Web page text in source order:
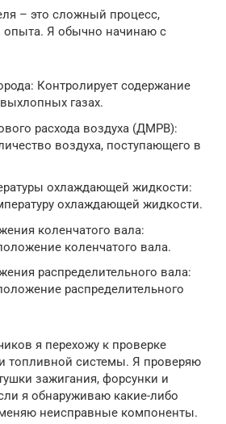
– это сложный процесс,
опыта. Я обычно начинаю с
Контролирует содержание
газах.
расхода воздуха (ДМРВ):
воздуха, поступающего в
охлаждающей жидкости:
охлаждающей жидкости.
коленчатого вала:
коленчатого вала.
распределительного вала:
распределительного
я перехожу к проверке
топливной системы. Я проверяю
зажигания, форсунки и
я обнаруживаю какие-либо
неисправные компоненты.